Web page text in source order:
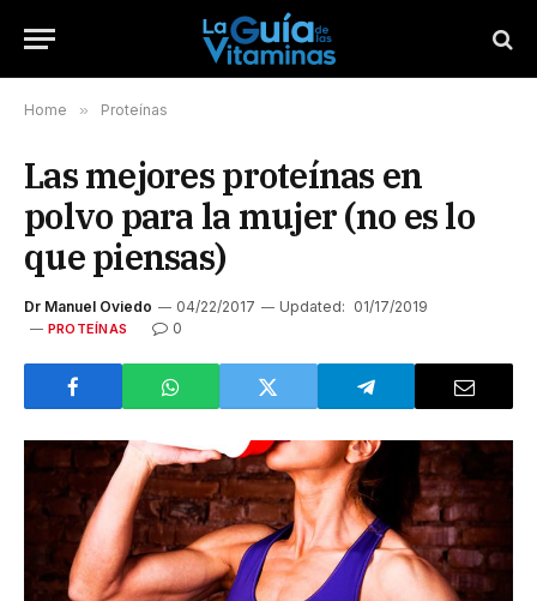
Home » Proteínas
Las mejores proteínas en
polvo para la mujer (no es lo
que piensas)
Dr Manuel Oviedo 04/22/2017 Updated: 01/17/2019
PROTEÍNAS 0